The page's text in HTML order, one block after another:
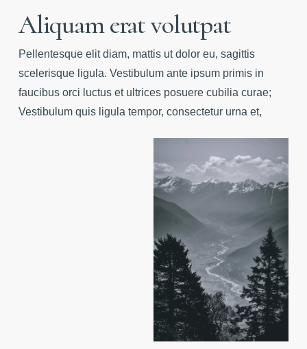
Aliquam erat volutpat
Pellentesque elit diam, mattis ut dolor eu, sagittis
scelerisque ligula. Vestibulum ante ipsum primis in
faucibus orci luctus et ultrices posuere cubilia curae;
Vestibulum quis ligula tempor, consectetur urna et,